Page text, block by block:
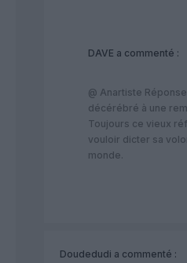
DAVE a commenté :
@ Anartiste
décérébré à une
Toujours ce vieux
vouloir dicter sa
monde.
Doudedudi a commenté :